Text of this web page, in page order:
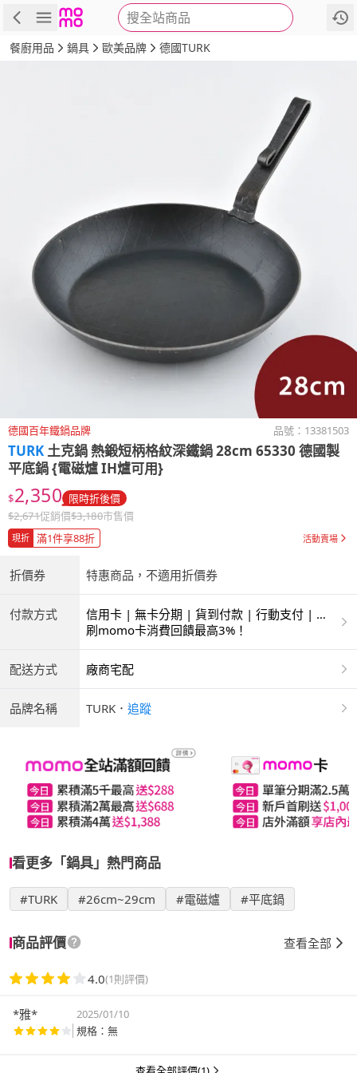
搜全站商品
商品 評價 詳情
餐廚用品 鍋具 歐美品牌 德國TURK
德國百年鐵鍋品牌 品號： 13381503
TURK 土克鍋 熱鍛短柄格紋深鐵鍋 28cm 65330 德國製
平底鍋 {電磁爐 IH爐可用}
$2,350 限時折後價
$2,671促銷價$3,180市售價
現折 滿1件享88折 活動賣場
折價券 特惠商品，不適用折價券
付款方式
信用卡 | 無卡分期 | 貨到付款 | 行動支付 | 超
商付款 | ATM | 銀聯卡
刷momo卡消費回饋最高3%！
配送方式 廠商宅配
品牌名稱 TURK ． 追蹤
看更多「鍋具」熱門商品
#TURK #26cm~29cm #電磁爐 #平底鍋
商品評價 查看全部
4.0(1則評價)
*雅*
2025/01/10
規格：無